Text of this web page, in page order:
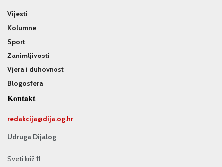
Vijesti
Kolumne
Sport
Zanimljivosti
Vjera i duhovnost
Blogosfera
Kontakt
redakcija@dijalog.hr
Udruga Dijalog
Sveti križ 11